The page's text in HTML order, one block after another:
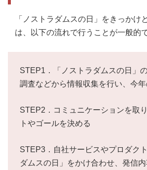
「ノストラダムスの日」をきっかけ
は、以下の流れで行うことが一般的で
STEP1．「ノストラダムスの日」
調査などから情報収集を行い、今
STEP2．コミュニケーションを取
トやゴールを決める
STEP3．自社サービスやプロダク
ダムスの日」をかけ合わせ、発信